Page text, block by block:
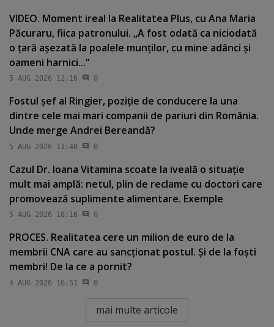
VIDEO. Moment ireal la Realitatea Plus, cu Ana Maria
Păcuraru, fiica patronului. „A fost odată ca niciodată
o ţară aşezată la poalele munţilor, cu mine adânci şi
oameni harnici...”
5 AUG 2026 12:16 0
Fostul şef al Ringier, poziţie de conducere la una
dintre cele mai mari companii de pariuri din România.
Unde merge Andrei Bereandă?
5 AUG 2026 11:40 0
Cazul Dr. Ioana Vitamina scoate la iveală o situaţie
mult mai amplă: netul, plin de reclame cu doctori care
promovează suplimente alimentare. Exemple
5 AUG 2026 18:16 0
PROCES. Realitatea cere un milion de euro de la
membrii CNA care au sancţionat postul. Şi de la foşti
membri! De la ce a pornit?
4 AUG 2026 16:51 0
mai multe articole